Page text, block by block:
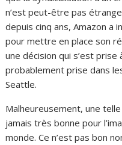
n’est peut-être pas
depuis cinq ans, Amazon a
pour mettre en place son
une décision qui s’est
probablement prise dans
Seattle.
Malheureusement, une telle
jamais très bonne pour
monde. Ce n’est pas bon